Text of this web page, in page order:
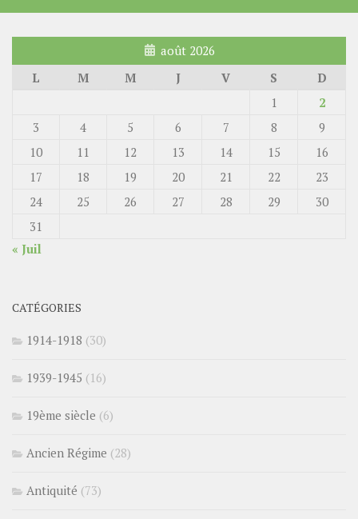
août 2026
L
M M J V S
D
1
2
3
4 5 6 7 8
9
10
11 12 13 14 15
16
17
18 19 20 21 22
23
24
25 26 27 28 29
30
31
« Juil
CATÉGORIES
1914-1918 (30)
1939-1945 (16)
19ème siècle (6)
Ancien Régime (28)
Antiquité (73)